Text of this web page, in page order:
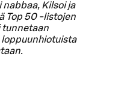
nabbaa, Kilsoi ja
Top 50 -listojen
tunnetaan